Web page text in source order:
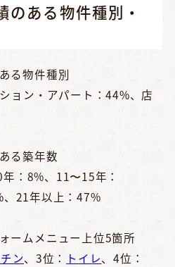
のある物件種別・
る物件種別
ョン・アパート：44%、店
る築年数
：8%、11〜15年：
21年以上：47%
ームメニュー上位5箇所
ン、3位： トイレ、4位：